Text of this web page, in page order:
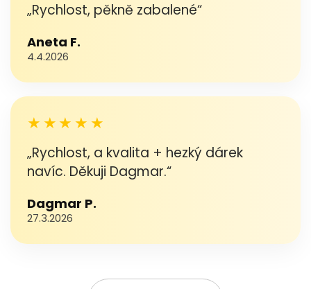
„Rychlost, pěkně zabalené“
Aneta F.
4.4.2026
★★★★★
„Rychlost, a kvalita + hezký dárek
navíc. Děkuji Dagmar.“
Dagmar P.
27.3.2026